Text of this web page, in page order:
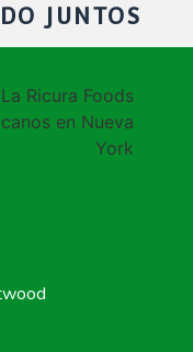
JUNTOS